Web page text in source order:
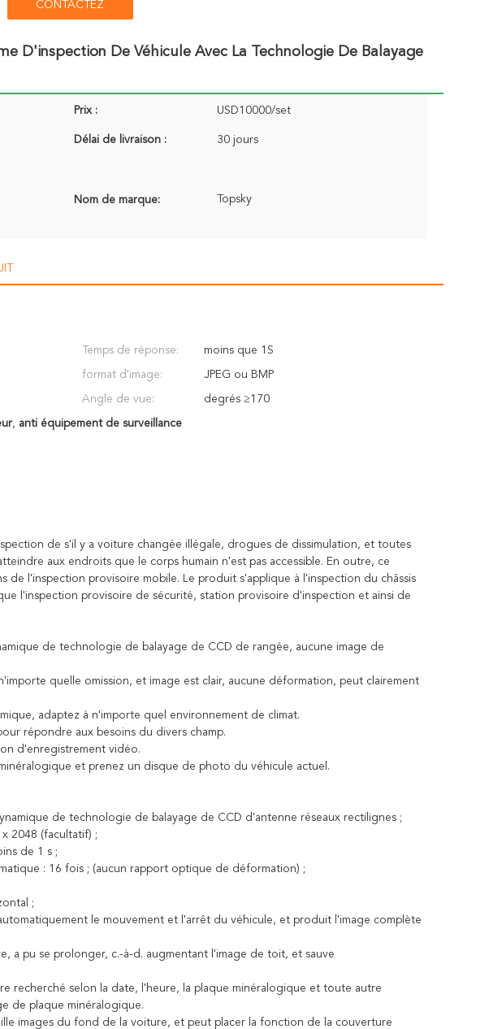
CONTACTEZ
D'inspection De Véhicule Avec La Technologie De Balayage
Prix : USD10000/set
Délai de livraison :
30 jours
Nom de marque: Topsky
Temps de réponse: moins que 1S
format d'image: JPEG ou BMP
Angle de vue: degrés ≥170
, anti équipement de surveillance
de s'il y a voiture changée illégale, drogues de dissimulation, et toutes
aux endroits que le corps humain n'est pas accessible. En outre, ce
l'inspection provisoire mobile. Le produit s'applique à l'inspection du châssis
l'inspection provisoire de sécurité, station provisoire d'inspection et ainsi de
de technologie de balayage de CCD de rangée, aucune image de
quelle omission, et image est clair, aucune déformation, peut clairement
adaptez à n'importe quel environnement de climat.
répondre aux besoins du divers champ.
d'enregistrement vidéo.
et prenez un disque de photo du véhicule actuel.
de technologie de balayage de CCD d'antenne réseaux rectilignes ;
2048 (facultatif) ;
de 1 s ;
: 16 fois ; (aucun rapport optique de déformation) ;
;
le mouvement et l'arrêt du véhicule, et produit l'image complète
a pu se prolonger, c.-à-d. augmentant l'image de toit, et sauve
recherché selon la date, l'heure, la plaque minéralogique et toute autre
de plaque minéralogique.
images du fond de la voiture, et peut placer la fonction de la couverture